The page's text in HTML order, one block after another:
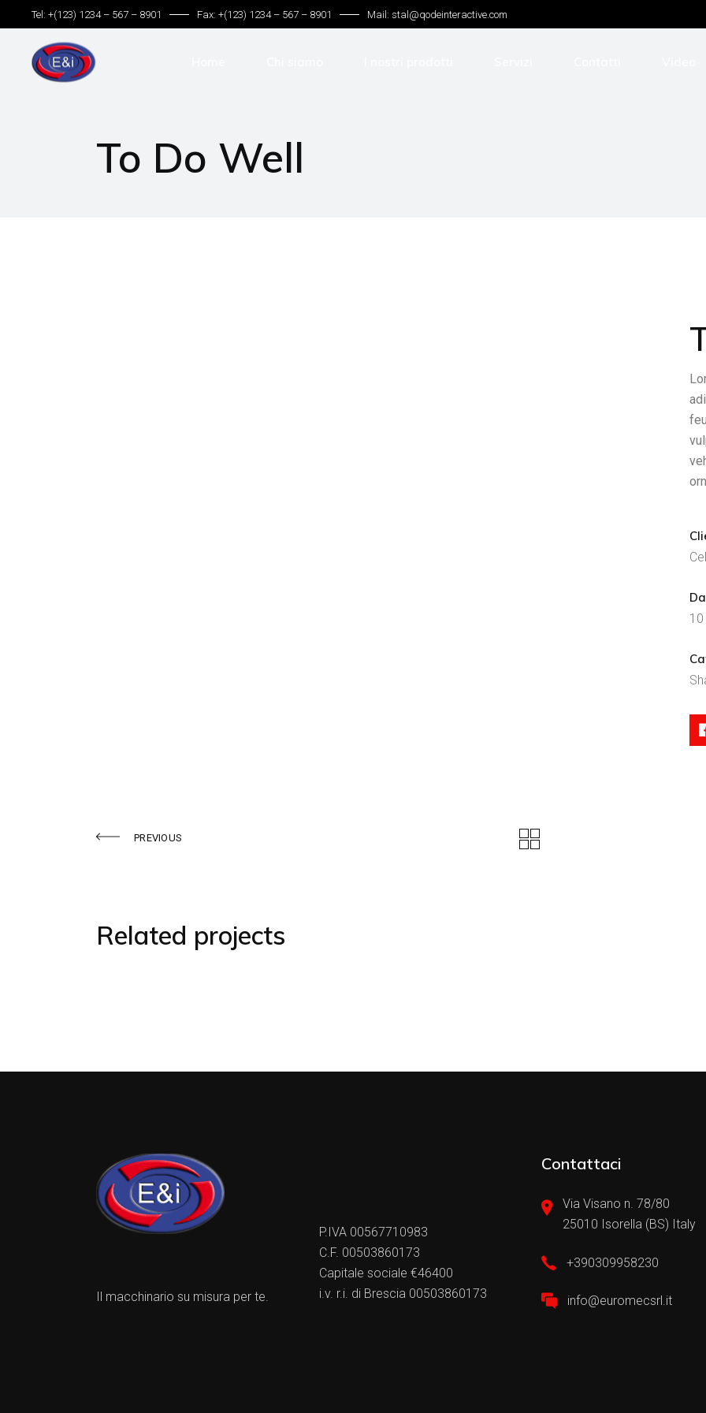
Tel: +(123) 1234 – 567 – 8901 Fax: +(123) 1234 – 567 – 8901 Mail: stal@qodeinteractive.com
To Do Well
PREVIOUS
Related projects
Il macchinario su misura per te.
P.IVA 00567710983
C.F. 00503860173
Capitale sociale €46400
i.v. r.i. di Brescia 00503860173
Contattaci
Via Visano n. 78/80
25010 Isorella (BS) Italy
+390309958230
info@euromecsrl.it